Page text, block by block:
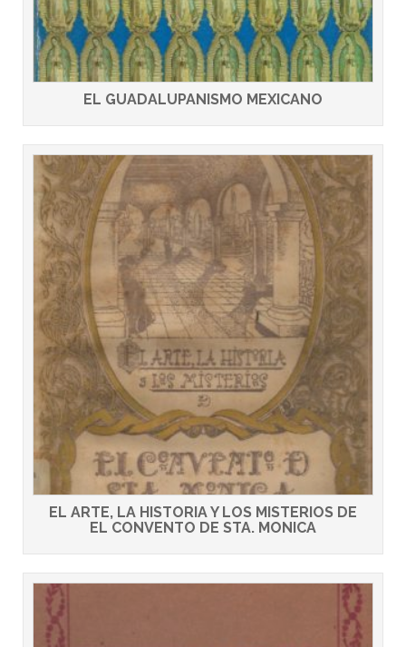
EL GUADALUPANISMO MEXICANO
EL ARTE, LA HISTORIA Y LOS MISTERIOS DE
EL CONVENTO DE STA. MONICA